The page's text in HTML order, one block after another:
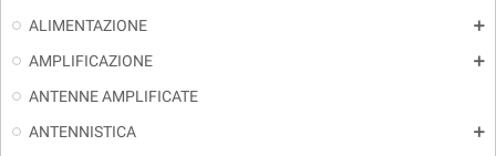
ALIMENTAZIONE
add
AMPLIFICAZIONE add
ANTENNE AMPLIFICATE
ANTENNISTICA
add